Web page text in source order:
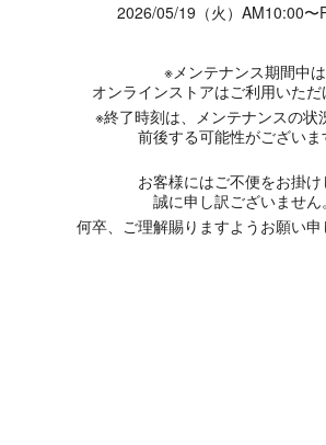
2026/05/19（火）AM10:00〜
※メンテナンス期間中は
オンラインストアはご利用いただ
※終了時刻は、メンテナンスの状
前後する可能性がございま
お客様にはご不便をお掛け
誠に申し訳ございません。
何卒、ご理解賜りますようお願い申